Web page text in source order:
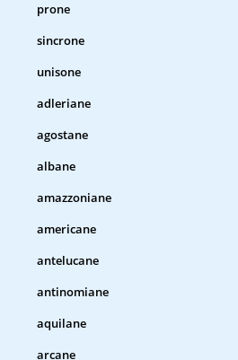
prone
sincrone
unisone
adleriane
agostane
albane
amazzoniane
americane
antelucane
antinomiane
aquilane
arcane